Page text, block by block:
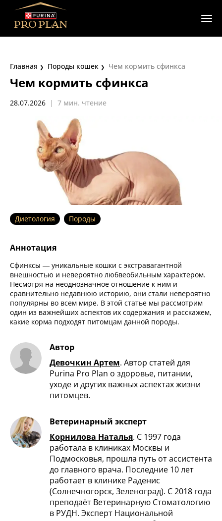
Главная Породы кошек Чем кормить сфинкса
Чем кормить сфинкса
28.07.2026 | 7 мин. чтение
Диетология Породы
Аннотация
Сфинксы — уникальные кошки с экстравагантной
внешностью и невероятно любвеобильным характером.
Несмотря на неоднозначное отношение к ним и
сравнительно недавнюю историю, они стали невероятно
популярны во всем мире. В этой статье мы рассмотрим
один из важнейших аспектов их содержания и расскажем,
какие корма подходят питомцам данной породы.
Автор
Девочкин Артем. Автор статей для
Purina Pro Plan о здоровье, питании,
уходе и других важных аспектах жизни
питомцев.
Ветеринарный эксперт
Корнилова Наталья. С 1997 года
работала в клиниках Москвы и
Подмосковья, прошла путь от ассистента
до главного врача. Последние 10 лет
работает в клинике Раденис
(Солнечногорск, Зеленоград). С 2018 года
преподаёт Ветеринарную Стоматологию
в РУДН. Эксперт Национальной